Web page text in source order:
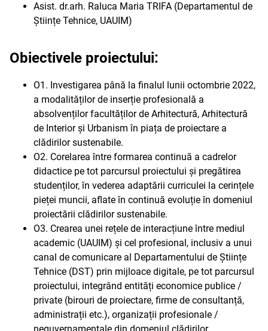
Asist. dr.arh. Raluca Maria TRIFA (Departamentul de
Științe Tehnice, UAUIM)
Obiectivele proiectului:
O1. Investigarea până la finalul lunii octombrie 2022,
a modalităților de inserție profesională a
absolvenților facultăților de Arhitectură, Arhitectură
de Interior și Urbanism în piața de proiectare a
clădirilor sustenabile.
O2. Corelarea între formarea continuă a cadrelor
didactice pe tot parcursul proiectului și pregătirea
studenților, în vederea adaptării curriculei la cerințele
pieței muncii, aflate în continuă evoluție în domeniul
proiectării clădirilor sustenabile.
O3. Crearea unei rețele de interacțiune între mediul
academic (UAUIM) și cel profesional, inclusiv a unui
canal de comunicare al Departamentului de Științe
Tehnice (DST) prin mijloace digitale, pe tot parcursul
proiectului, integrând entități economice publice /
private (birouri de proiectare, firme de consultanță,
administrații etc.), organizații profesionale /